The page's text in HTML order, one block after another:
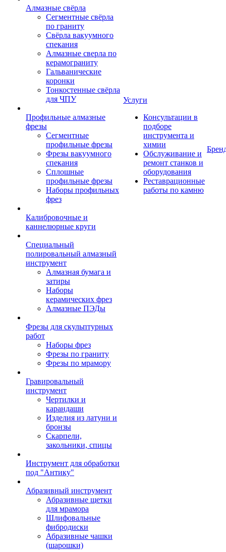
Алмазные свёрла
Сегментные свёрла
по граниту
Свёрла вакуумного
спекания
Алмазные сверла по
керамограниту
Гальванические
коронки
Тонкостенные свёрла
для ЧПУ
Профильные алмазные
фрезы
Сегментные
профильные фрезы
Фрезы вакуумного
спекания
Сплошные
профильные фрезы
Наборы профильных
фрез
Калибровочные и
каннелюрные круги
Специальный
полировальный алмазный
инструмент
Алмазная бумага и
затиры
Наборы
керамических фрез
Алмазные ПЭДы
Фрезы для скульптурных
работ
Наборы фрез
Фрезы по граниту
Фрезы по мрамору
Гравировальный
инструмент
Чертилки и
карандаши
Изделия из латуни и
бронзы
Скарпели,
закольники, спицы
Инструмент для обработки
под "Антику"
Абразивный инструмент
Абразивные щетки
для мрамора
Шлифовальные
фибродиски
Абразивные чашки
(шарошки)
Услуги
Консультации в
подборе
инструмента и
химии
Обслуживание и
ремонт станков и
оборудования
Реставрационные
работы по камню